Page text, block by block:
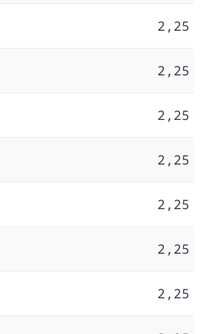
2,25
2,25
2,25
2,25
2,25
2,25
2,25